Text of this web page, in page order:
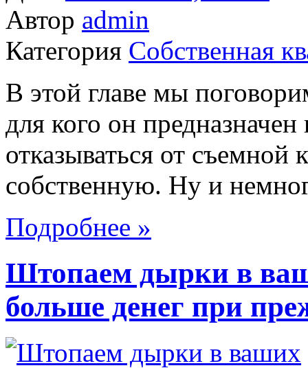
Автор admin
Категория Собственная
В этой главе мы
для кого он
отказываться от съемной
собственную. Ну и
Подробнее »
Штопаем дырки в
больше денег при